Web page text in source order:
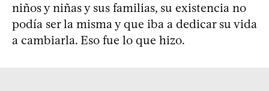
niños y niñas y sus familias, su existencia no
podía ser la misma y que iba a dedicar su vida
a cambiarla. Eso fue lo que hizo.